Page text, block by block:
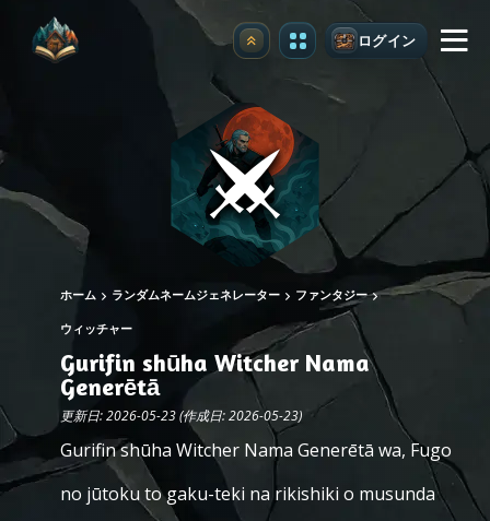
アップグレード ログイン
ホーム ランダムネームジェネレーター ファンタジー
ウィッチャー
Gurifin shūha Witcher Nama
Generētā
更新日: 2026-05-23 (作成日: 2026-05-23)
Gurifin shūha Witcher Nama Generētā wa, Fugo
no jūtoku to gaku-teki na rikishiki o musunda